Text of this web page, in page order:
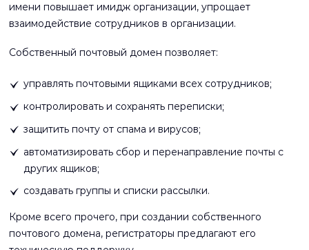
имени повышает имидж организации, упрощает
взаимодействие сотрудников в организации.
Собственный почтовый домен позволяет:
управлять почтовыми ящиками всех сотрудников;
контролировать и сохранять переписки;
защитить почту от спама и вирусов;
автоматизировать сбор и перенаправление почты с
других ящиков;
создавать группы и списки рассылки.
Кроме всего прочего, при создании собственного
почтового домена, регистраторы предлагают его